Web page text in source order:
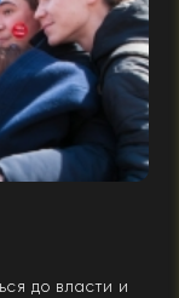
до власти и